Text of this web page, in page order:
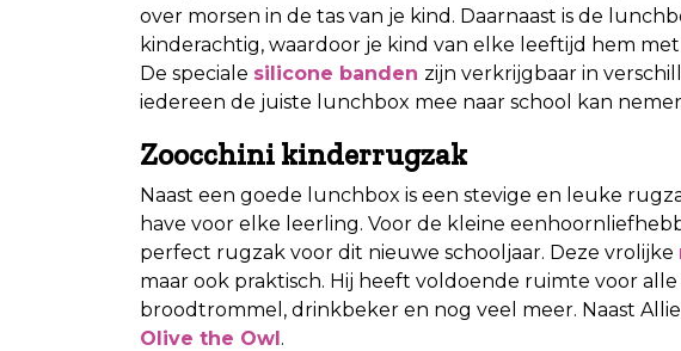
over morsen in de tas van je kind. Daarnaast is de
kinderachtig, waardoor je kind van elke leeftijd hem
De speciale silicone banden zijn verkrijgbaar in
iedereen de juiste lunchbox mee naar school kan
Zoocchini kinderrugzak
Naast een goede lunchbox is een stevige en leuke
have voor elke leerling. Voor de kleine
perfect rugzak voor dit nieuwe schooljaar. Deze vrolijke
maar ook praktisch. Hij heeft voldoende ruimte voor
broodtrommel, drinkbeker en nog veel meer. Naast
Olive the Owl.